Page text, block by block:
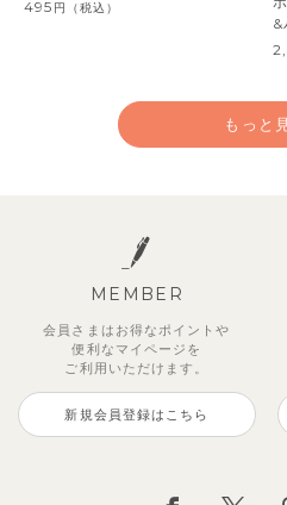
495 円 （税込）
&
もっと
MEMBER
会員さまはお得なポイントや
便利な マイページを
ご利用いただけます。
新規会員登録はこちら